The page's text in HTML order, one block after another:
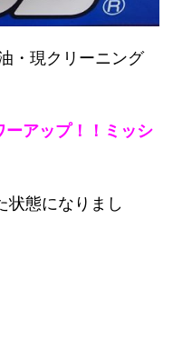
・現クリーニング
ーアップ！！ミッシ
状態になりまし